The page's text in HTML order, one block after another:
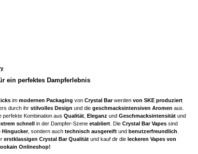
ein perfektes Dampferlebnis
im modernen Packaging von Crystal Barwerden von SKE produziert
durch ihr stilvolles Design und die geschmacksintensiven Aromen aus.
perfekte Kombination aus Qualität Eleganz und Geschmacksintensität und
schnell in der Dampfer-Szene etabliert . Die Crystal Bar Vapes sind
Hingucker, sondern auch technisch ausgereift und benutzerfreundlich
erstklassigen Crystal Bar Qualität und kauf dir die leckeren Vapes von
Onlineshop!